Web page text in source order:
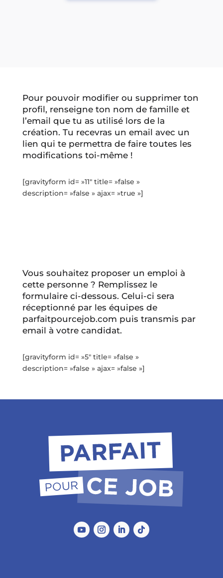
Pour pouvoir modifier ou supprimer ton
profil, renseigne ton nom de famille et
l’email que tu as utilisé lors de la
création. Tu recevras un email avec un
lien qui te permettra de faire toutes les
modifications toi-même !
[gravityform id= »11″ title= »false »
description= »false » ajax= »true »]
Vous souhaitez proposer un emploi à
cette personne ? Remplissez le
formulaire ci-dessous. Celui-ci sera
réceptionné par les équipes de
parfaitpourcejob.com puis transmis par
email à votre candidat.
[gravityform id= »5″ title= »false »
description= »false » ajax= »false »]